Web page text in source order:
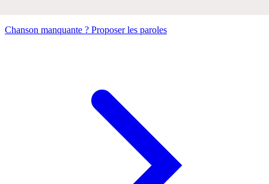
Chanson manquante ? Proposer les paroles